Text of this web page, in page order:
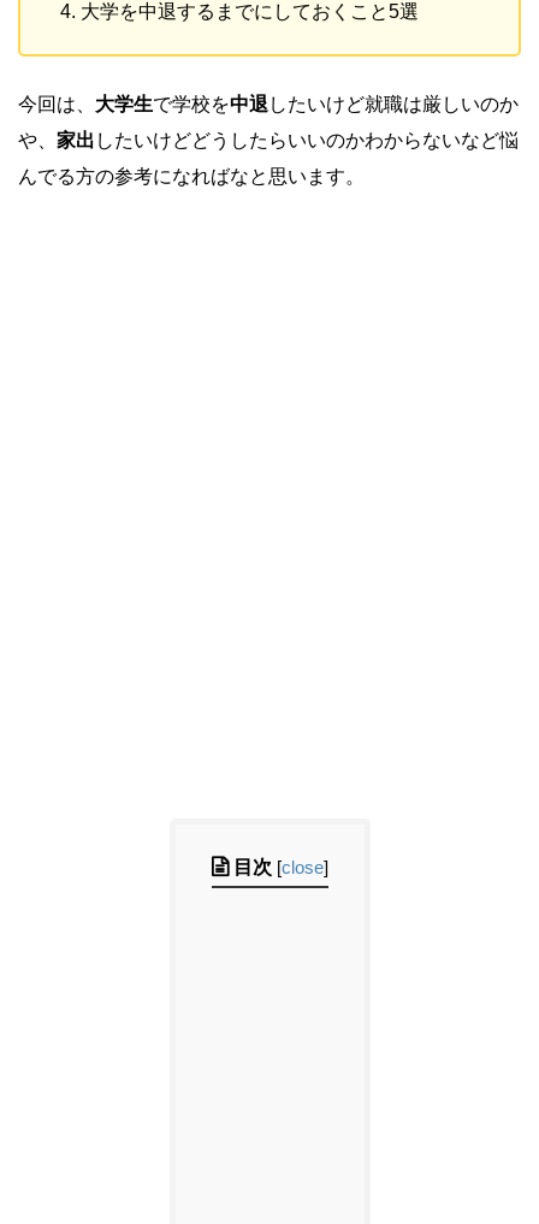
大学を中退するまでにしておくこと5選
今回は、 大学生で学校を中退 したいけど就職は厳しいのか
や、 家出 したいけどどうしたらいいのかわからないなど悩
んでる方の参考になればなと思います。
目次 [close]